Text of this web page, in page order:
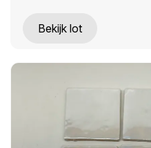
Bekijk lot